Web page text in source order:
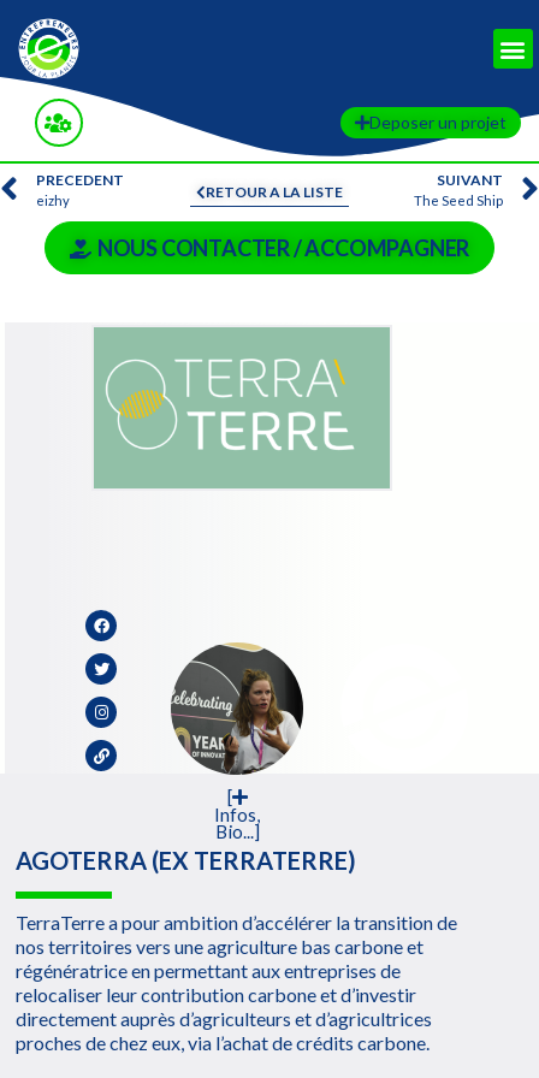
Deposer un projet
RETOUR A LA LISTE
PRECEDENT
eizhy
SUIVANT
The Seed Ship
NOUS CONTACTER / ACCOMPAGNER
[
Infos,
Bio...]
AGOTERRA (EX TERRATERRE)
TerraTerre a pour ambition d’accélérer la transition de
nos territoires vers une agriculture bas carbone et
régénératrice en permettant aux entreprises de
relocaliser leur contribution carbone et d’investir
directement auprès d’agriculteurs et d’agricultrices
proches de chez eux, via l’achat de crédits carbone.